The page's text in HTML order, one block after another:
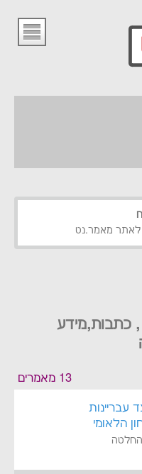
לאתר מאמר.נט
, כתבות,מידע
13 מאמרים
עבריינות
הלאומי